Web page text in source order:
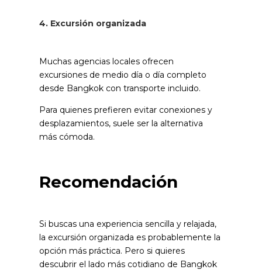
4. Excursión organizada
Muchas agencias locales ofrecen
excursiones de medio día o día completo
desde Bangkok con transporte incluido.
Para quienes prefieren evitar conexiones y
desplazamientos, suele ser la alternativa
más cómoda.
Recomendación
Si buscas una experiencia sencilla y relajada,
la excursión organizada es probablemente la
opción más práctica. Pero si quieres
descubrir el lado más cotidiano de Bangkok